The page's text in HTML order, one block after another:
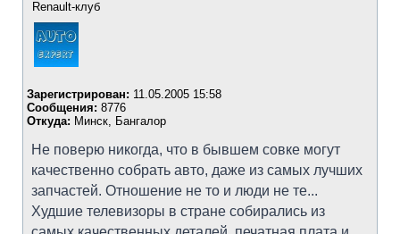
Renault-клуб
Зарегистрирован: 11.05.2005 15:58
Сообщения: 8776
Откуда: Минск, Бангалор
Не поверю никогда, что в бывшем совке могут
качественно собрать авто, даже из самых лучших
запчастей. Отношение не то и люди не те...
Худшие телевизоры в стране собирались из